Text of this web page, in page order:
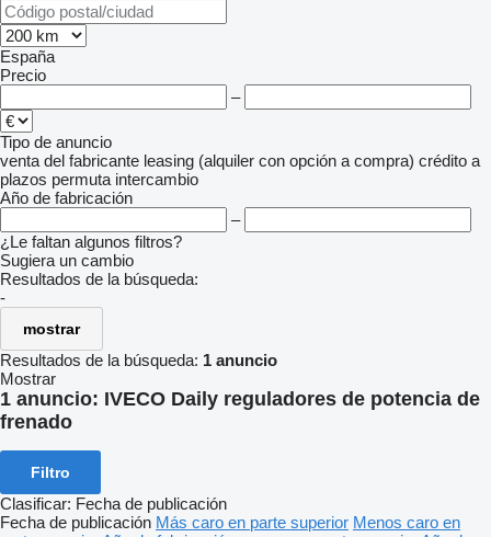
España
Precio
–
Tipo de anuncio
venta del fabricante leasing (alquiler con opción a compra) crédito a
plazos permuta intercambio
Año de fabricación
–
¿Le faltan algunos filtros?
Sugiera un cambio
Resultados de la búsqueda:
-
mostrar
Resultados de la búsqueda: 1 anuncio
Mostrar
1 anuncio: IVECO Daily reguladores de potencia de
frenado
Filtro
Clasificar: Fecha de publicación
Fecha de publicación Más caro en parte superior Menos caro en